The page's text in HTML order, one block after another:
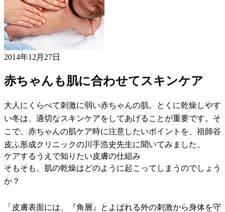
2014年12月27日
赤ちゃんも肌に合わせてスキンケア
大人にくらべて刺激に弱い赤ちゃんの肌。とくに乾燥しやす
い冬は、適切なスキンケアをしてあげることが重要です。そ
こで、赤ちゃんの肌ケア時に注意したいポイントを、祖師谷
皮ふ形成クリニックの川手浩史先生に聞いてみました。
ケアするうえで知りたい皮膚の仕組み
そもそも、肌の乾燥はどのように起こってしまうのでしょう
か？
「皮膚表面には、『角層』とよばれる外の刺激から身体を守